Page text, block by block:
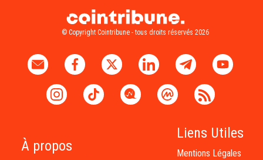
© Copyright Cointribune - tous droits réservés 2026
À propos
Liens Utiles
Mentions Légales